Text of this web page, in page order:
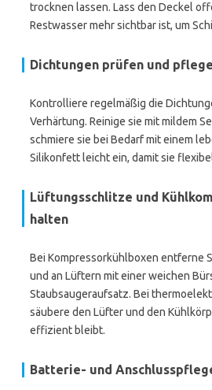
trocknen lassen. Lass den Deckel
Restwasser mehr sichtbar ist, um
Dichtungen prüfen und
Kontrolliere regelmäßig die
Verhärtung. Reinige sie mit mildem
schmiere sie bei Bedarf mit einem
Silikonfett leicht ein, damit sie
Lüftungsschlitze und
halten
Bei Kompressorkühlboxen entferne
und an Lüftern mit einer weichen
Staubsaugeraufsatz. Bei
säubere den Lüfter und den
effizient bleibt.
Batterie- und